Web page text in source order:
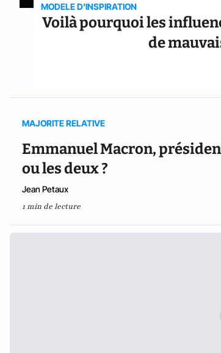
MODELE D'INSPIRATION
Voilà pourquoi les
de
MAJORITE RELATIVE
Emmanuel Macron,
ou les deux ?
Jean Petaux
1 min de lecture